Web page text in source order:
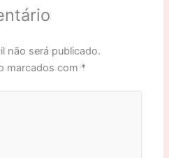
não será publicado.
marcados com *